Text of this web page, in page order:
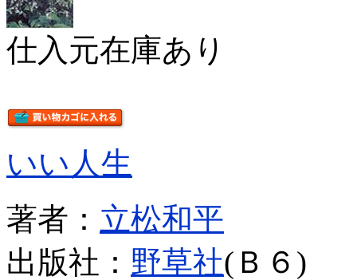
仕入元在庫あり
いい人生
著者： 立松和平
出版社： 野草社(Ｂ６)